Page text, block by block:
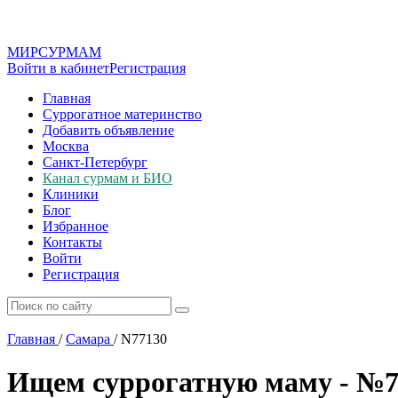
МИРСУРМАМ
Войти в кабинетРегистрация
Главная
Суррогатное материнство
Добавить объявление
Москва
Санкт-Петербург
Канал сурмам и БИО
Клиники
Блог
Избранное
Контакты
Войти
Регистрация
Главная / Самара /N77130
Ищем суррогатную маму -